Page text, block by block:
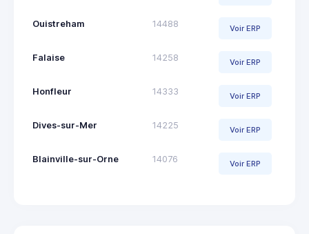
Ouistreham 14488 Voir ERP
Falaise 14258 Voir ERP
Honfleur 14333 Voir ERP
Dives-sur-Mer 14225 Voir ERP
Blainville-sur-Orne 14076 Voir ERP